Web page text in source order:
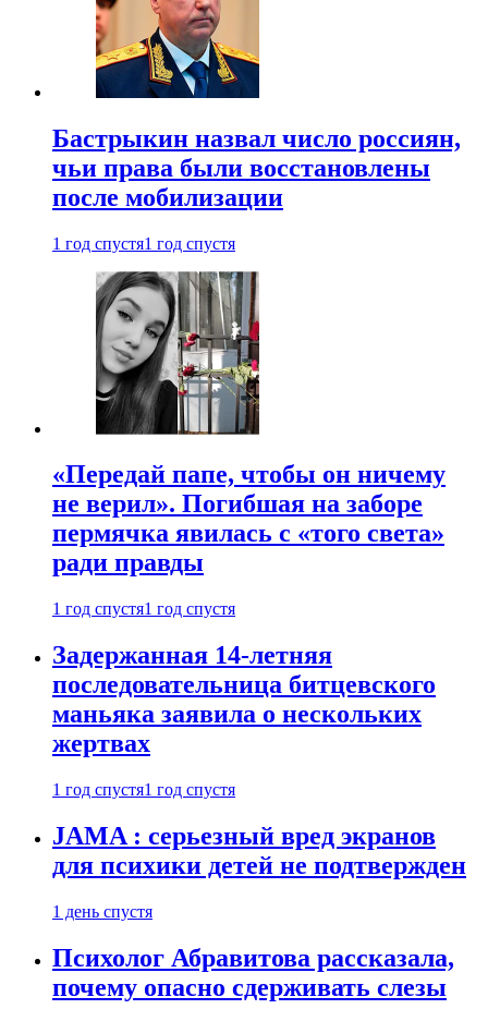
Бастрыкин назвал число россиян,
чьи права были восстановлены
после мобилизации
1 год спустя1 год спустя
«Передай папе, чтобы он ничему
не верил». Погибшая на заборе
пермячка явилась с «того света»
ради правды
1 год спустя1 год спустя
Задержанная 14-летняя
последовательница битцевского
маньяка заявила о нескольких
жертвах
1 год спустя1 год спустя
JAMA : серьезный вред экранов
для психики детей не подтвержден
1 день спустя
Психолог Абравитова рассказала,
почему опасно сдерживать слезы